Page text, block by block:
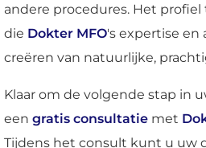
andere procedures. Het
die Dokter MFO's expertise en
creëren van natuurlijke,
Klaar om de volgende stap in
een gratis consultatie met
Tijdens het consult kunt u uw